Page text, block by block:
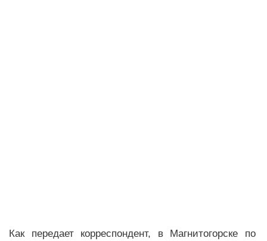
Как передает корреспондент, в Магнитогорске по